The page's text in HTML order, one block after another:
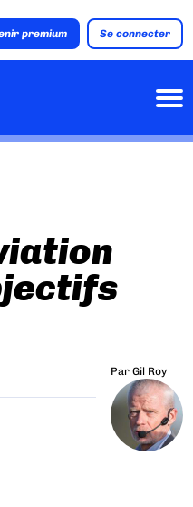
premium Se connecter
Par Gil Roy